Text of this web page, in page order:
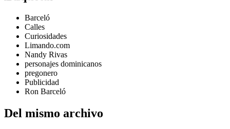
Barceló
Calles
Curiosidades
Limando.com
Nandy Rivas
personajes dominicanos
pregonero
Publicidad
Ron Barceló
Del mismo archivo